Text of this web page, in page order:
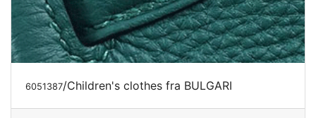
6051387/Children's clothes fra BULGARI